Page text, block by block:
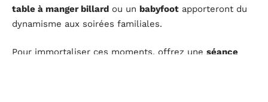
table à manger billard ou un babyfoot apporteront du
dynamisme aux soirées familiales.
Pour immortaliser ces moments, offrez une séance